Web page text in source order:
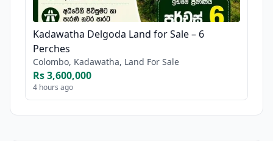
Kadawatha Delgoda Land for Sale – 6
Perches
Colombo, Kadawatha, Land For Sale
Rs 3,600,000
4 hours ago